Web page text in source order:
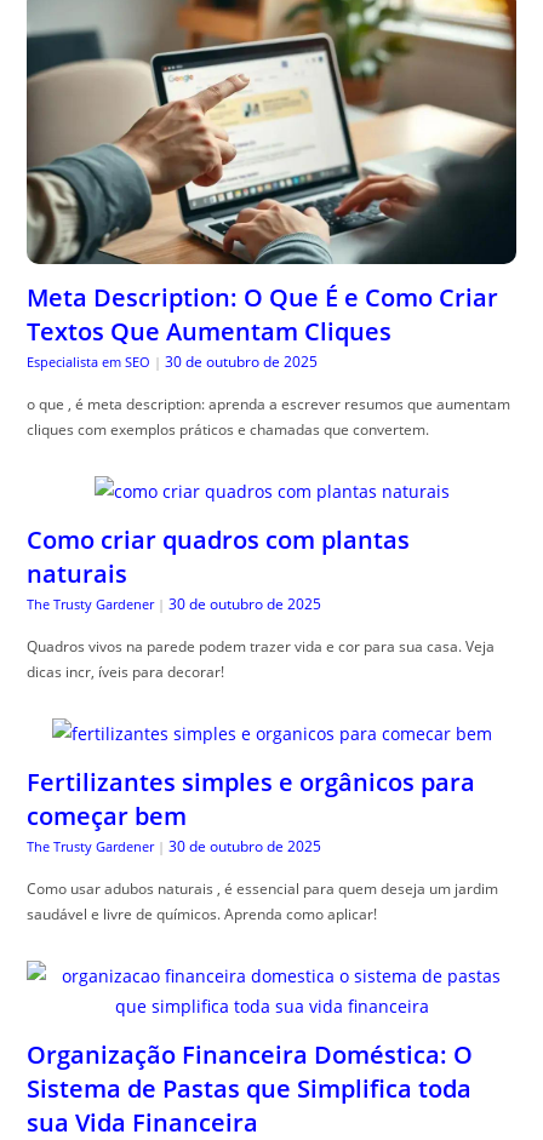
Meta Description: O Que É e Como Criar
Textos Que Aumentam Cliques
Especialista em SEO | 30 de outubro de 2025
o que , é meta description: aprenda a escrever resumos que aumentam
cliques com exemplos práticos e chamadas que convertem.
Como criar quadros com plantas
naturais
The Trusty Gardener | 30 de outubro de 2025
Quadros vivos na parede podem trazer vida e cor para sua casa. Veja
dicas incr, íveis para decorar!
Fertilizantes simples e orgânicos para
começar bem
The Trusty Gardener | 30 de outubro de 2025
Como usar adubos naturais , é essencial para quem deseja um jardim
saudável e livre de químicos. Aprenda como aplicar!
Organização Financeira Doméstica: O
Sistema de Pastas que Simplifica toda
sua Vida Financeira